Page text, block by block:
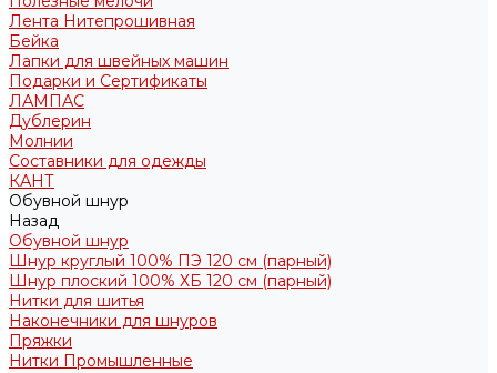
Лента Нитепрошивная
Бейка
Лапки для швейных машин
Подарки и Сертификаты
ЛАМПАС
Дублерин
Молнии
Составники для одежды
КАНТ
Обувной шнур
Назад
Обувной шнур
Шнур круглый 100% ПЭ 120 см (парный)
Шнур плоский 100% ХБ 120 см (парный)
Нитки для шитья
Наконечники для шнуров
Пряжки
Нитки Промышленные